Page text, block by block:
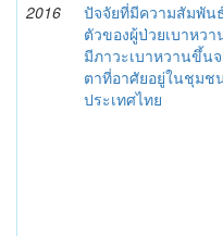
2016
ปัจจัยที่มีความสัมพัน
ตัวของผู้ป่วยเบาหว
มีภาวะเบาหวานขึ้น
ตาที่อาศัยอยู่ในชุมช
ประเทศไทย